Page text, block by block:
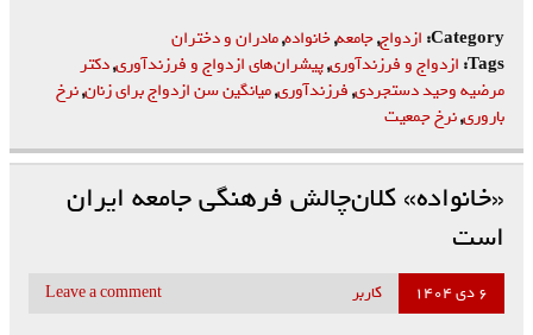
Category: ازدواج,جامعه,خانواده,مادران و دختران
Tags: ازدواج و فرزندآوری,پیشران‌های ازدواج و فرزندآوری,دکتر
مرضیه وحید دستجردی,فرزندآوری,میانگین سن ازدواج برای زنان,نرخ
باروری,نرخ جمعیت
«خانواده» کلان‌چالش فرهنگی جامعه ایران
است
۶ دی ۱۴۰۴ کاربر Leave a comment